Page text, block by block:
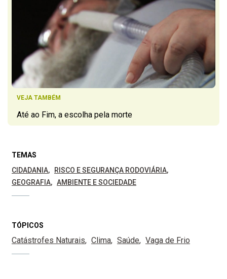
VEJA TAMBÉM
Até ao Fim, a escolha pela morte
TEMAS
CIDADANIA
RISCO E SEGURANÇA RODOVIÁRIA
GEOGRAFIA
AMBIENTE E SOCIEDADE
TÓPICOS
Catástrofes Naturais Clima Saúde Vaga de Frio